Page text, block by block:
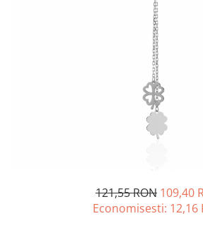
121,55 RON 109,40
Economisesti: 12,16